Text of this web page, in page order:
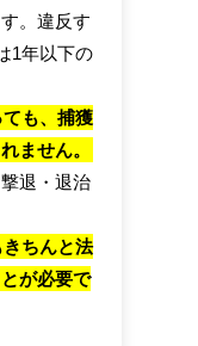
。違反す
1年以下の
も、捕獲
ません。
退・退治
きちんと法
が必要で